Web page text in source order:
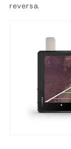
reversa.